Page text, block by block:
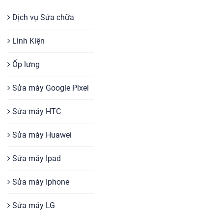
Dịch vụ Sửa chữa
Linh Kiện
Ốp lưng
Sửa máy Google Pixel
Sửa máy HTC
Sửa máy Huawei
Sửa máy Ipad
Sửa máy Iphone
Sửa máy LG